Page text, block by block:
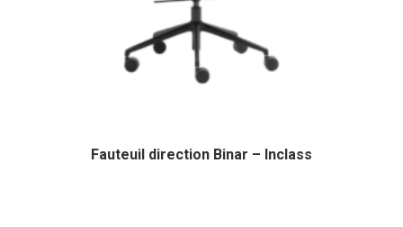
Fauteuil direction Binar – Inclass